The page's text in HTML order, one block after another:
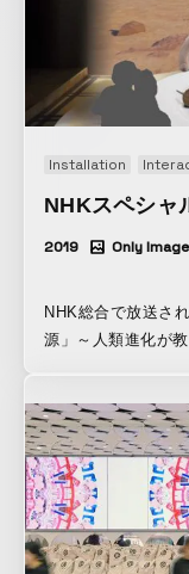
念 特別展「三国
月16日(月・祝) 九
1月5日(日)
Installation
NHKスペシャ
2019 Only Image
NHK総合で放送さ
源」～人類進化が
時代を遡り進化の
当しています。
れたプロジェクシ
◆第1集 https://
2集 https://
https://